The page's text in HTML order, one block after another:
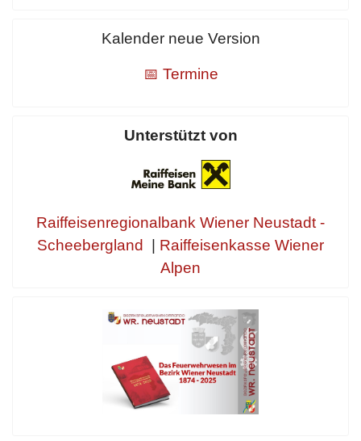
Kalender neue Version
📅 Termine
Unterstützt von
Raiffeisenregionalbank Wiener Neustadt -
Scheebergland
Raiffeisenkasse Wiener
Alpen